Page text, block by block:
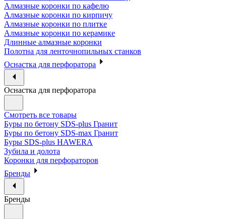
Алмазные коронки по кафелю
Алмазные коронки по кирпичу
Алмазные коронки по плитке
Алмазные коронки по керамике
Длинные алмазные коронки
Полотна для ленточнопильных станков
Оснастка для перфоратора
Оснастка для перфоратора
Смотреть все товары
Буры по бетону SDS-plus Гранит
Буры по бетону SDS-max Гранит
Буры SDS-plus HAWERA
Зубила и долота
Коронки для перфораторов
Бренды
Бренды